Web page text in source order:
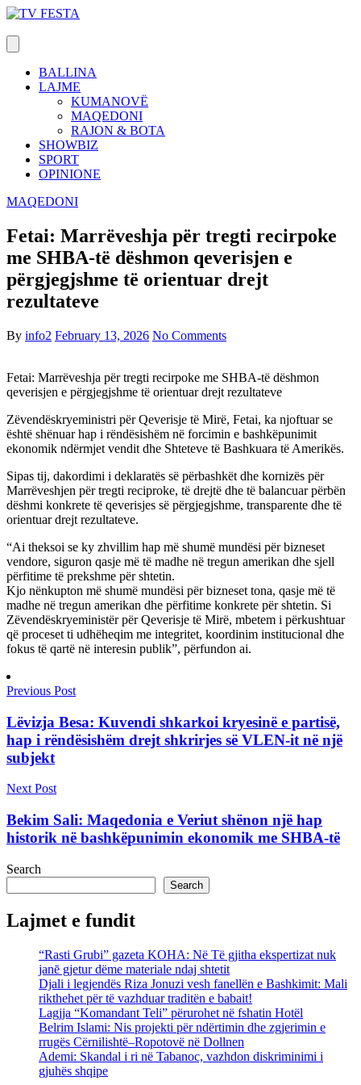
Skip
content
BALLINA
LAJME
KUMANOVË
MAQEDONI
RAJON & BOTA
SHOWBIZ
SPORT
OPINIONE
MAQEDONI
Fetai: Marrëveshja për tregti recirpoke
me SHBA-të dëshmon qeverisjen e
përgjegjshme të orientuar drejt
rezultateve
By info2 February 13, 2026 No Comments
Fetai: Marrëveshja për tregti recirpoke me SHBA-të dëshmon
qeverisjen e përgjegjshme të orientuar drejt rezultateve
Zëvendëskryeministri për Qeverisje të Mirë, Fetai, ka njoftuar se
është shënuar hap i rëndësishëm në forcimin e bashkëpunimit
ekonomik ndërmjet vendit dhe Shteteve të Bashkuara të Amerikës.
Sipas tij, dakordimi i deklaratës së përbashkët dhe kornizës për
Marrëveshjen për tregti reciproke, të drejtë dhe të balancuar përbën
dëshmi konkrete të qeverisjes së përgjegjshme, transparente dhe të
orientuar drejt rezultateve.
“Ai theksoi se ky zhvillim hap më shumë mundësi për bizneset
vendore, siguron qasje më të madhe në tregun amerikan dhe sjell
përfitime të prekshme për shtetin.
Kjo nënkupton më shumë mundësi për bizneset tona, qasje më të
madhe në tregun amerikan dhe përfitime konkrete për shtetin. Si
Zëvendëskryeministër për Qeverisje të Mirë, mbetem i përkushtuar
që proceset ti udhëheqim me integritet, koordinim institucional dhe
fokus të qartë në interesin publik”, përfundon ai.
Previous Post
Lëvizja Besa: Kuvendi shkarkoi kryesinë e partisë,
hap i rëndësishëm drejt shkrirjes së VLEN-it në një
subjekt
Next Post
Bekim Sali: Maqedonia e Veriut shënon një hap
historik në bashkëpunimin ekonomik me SHBA-të
Search
Search
Lajmet e fundit
“Rasti Grubi” gazeta KOHA: Në Të gjitha ekspertizat nuk
janē gjetur dëme materiale ndaj shtetit
Djali i legjendës Riza Jonuzi vesh fanellën e Bashkimit: Mali
rikthehet për të vazhduar traditën e babait!
Lagjja “Komandant Teli” përurohet në fshatin Hotël
Belrim Islami: Nis projekti për ndërtimin dhe zgjerimin e
rrugës Cërnilishtë–Ropotovë në Dollnen
Ademi: Skandal i ri në Tabanoc, vazhdon diskriminimi i
gjuhës shqipe